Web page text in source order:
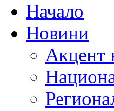
Начало
Новини
Акцент